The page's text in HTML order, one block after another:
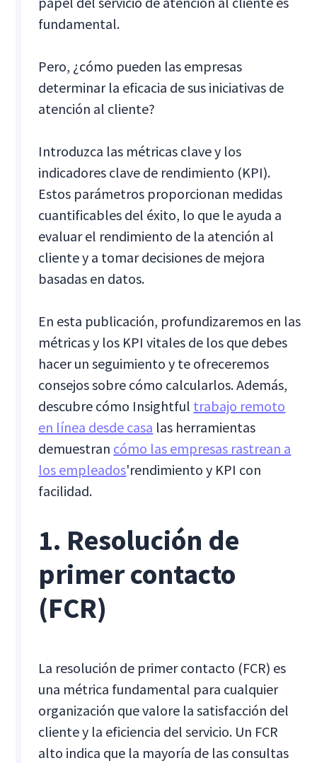
fundamental.
Pero, ¿cómo pueden las empresas
determinar la eficacia de sus iniciativas de
atención al cliente?
Introduzca las métricas clave y los
indicadores clave de rendimiento (KPI).
Estos parámetros proporcionan medidas
cuantificables del éxito, lo que le ayuda a
evaluar el rendimiento de la atención al
cliente y a tomar decisiones de mejora
basadas en datos.
En esta publicación, profundizaremos en las
métricas y los KPI vitales de los que debes
hacer un seguimiento y te ofreceremos
consejos sobre cómo calcularlos. Además,
descubre cómo Insightful trabajo remoto
en línea desde casa las herramientas
demuestran cómo las empresas rastrean a
los empleados'rendimiento y KPI con
facilidad.
1. Resolución de
primer contacto
(FCR)
La resolución de primer contacto (FCR) es
una métrica fundamental para cualquier
organización que valore la satisfacción del
cliente y la eficiencia del servicio. Un FCR
alto indica que la mayoría de las consultas